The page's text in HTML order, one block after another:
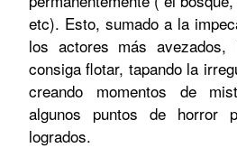
etc). Esto, sumado a la
los actores más
consiga flotar, tapando la
creando momentos de
algunos puntos de horror
logrados.